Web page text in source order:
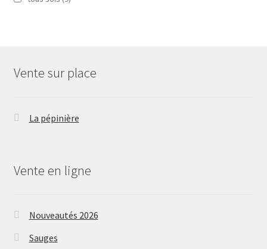
Vente sur place
La pépinière
Vente en ligne
Nouveautés 2026
Sauges